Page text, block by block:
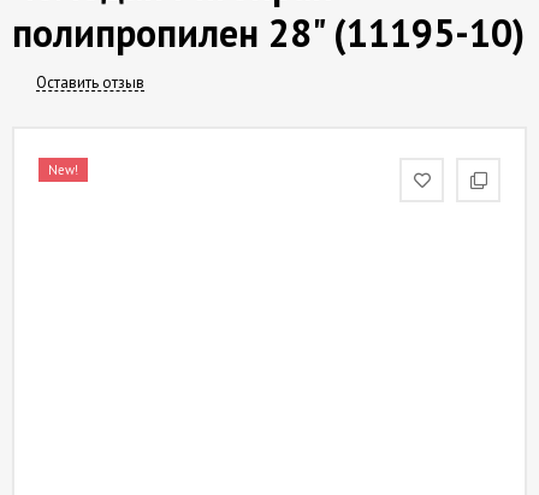
полипропилен 28" (11195-10)
Оставить отзыв
New!